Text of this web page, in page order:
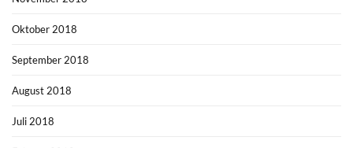
Oktober 2018
September 2018
August 2018
Juli 2018